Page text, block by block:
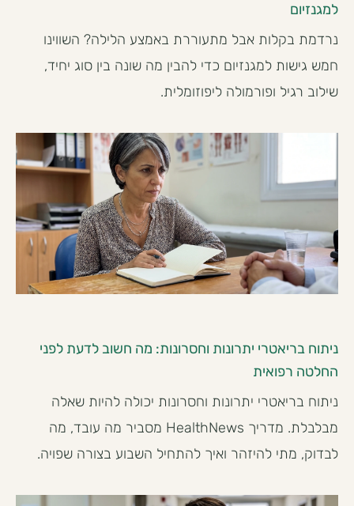
למגנזיום
נרדמת בקלות אבל מתעוררת באמצע הלילה? השווינו
חמש גישות למגנזיום כדי להבין מה שונה בין סוג יחיד,
שילוב רגיל ופורמולה ליפוזומלית.
ניתוח בריאטרי יתרונות וחסרונות: מה חשוב לדעת לפני
החלטה רפואית
ניתוח בריאטרי יתרונות וחסרונות יכולה להיות שאלה
מבלבלת. מדריך HealthNews מסביר מה עובד, מה
לבדוק, מתי להיזהר ואיך להתחיל השבוע בצורה שפויה.